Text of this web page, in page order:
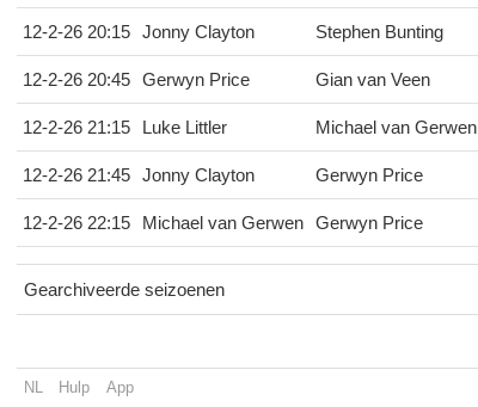
12-2-26 20:15 Jonny Clayton Stephen Bunting
12-2-26 20:45 Gerwyn Price Gian van Veen
12-2-26 21:15 Luke Littler Michael van Gerwen
12-2-26 21:45 Jonny Clayton Gerwyn Price
12-2-26 22:15 Michael van Gerwen Gerwyn Price
Gearchiveerde seizoenen
NL Hulp App